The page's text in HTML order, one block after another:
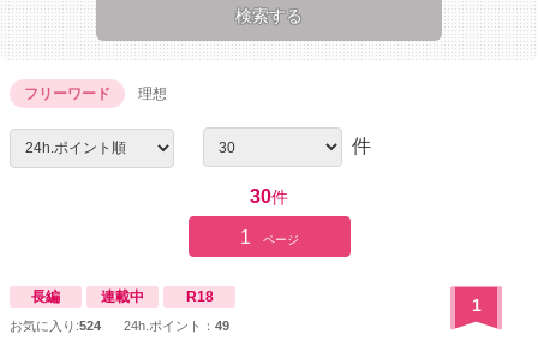
フリーワード 理想
件
30件
1 ページ
長編 連載中 R18
お気に入り:524 24h.ポイント： 49
1